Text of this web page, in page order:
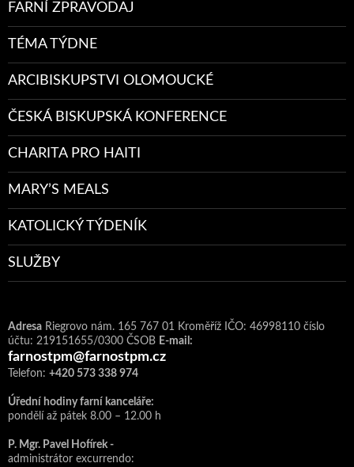
FARNÍ ZPRAVODAJ
TÉMA TÝDNE
ARCIBISKUPSTVI OLOMOUCKÉ
ČESKÁ BISKUPSKÁ KONFERENCE
CHARITA PRO HAITI
MARY’S MEALS
KATOLICKÝ TÝDENÍK
SLUŽBY
Adresa Riegrovo nám. 165 767 01 Kroměříž IČO: 46998110 číslo
účtu: 219151655/0300 ČSOB E-mail:
farnostpm@farnostpm.cz
Telefon: +420 573 338 974
Úřední hodiny farní kanceláře:
pondělí až pátek 8.00 – 12.00 h
P. Mgr. Pavel Hofírek -
administrátor excurrendo: